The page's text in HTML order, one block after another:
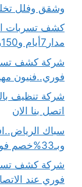
وشقق وفلل
مدار7أيام و150ريال خصم فوري
فوري..فنيون مهرة99%ضمان
اتصل بنا الان
وبـ33%خصم فوري
فوري عند